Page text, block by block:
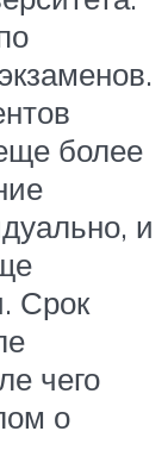
более
и
Срок
чего
о